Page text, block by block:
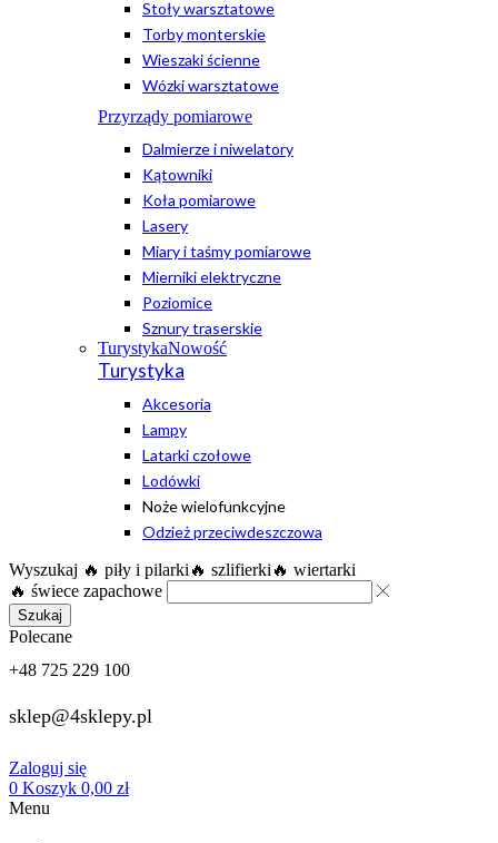
Stoły warsztatowe
Torby monterskie
Wieszaki ścienne
Wózki warsztatowe
Przyrządy pomiarowe
Dalmierze i niwelatory
Kątowniki
Koła pomiarowe
Lasery
Miary i taśmy pomiarowe
Mierniki elektryczne
Poziomice
Sznury traserskie
TurystykaNowość
Turystyka
Akcesoria
Lampy
Latarki czołowe
Lodówki
Noże wielofunkcyjne
Odzież przeciwdeszczowa
Wyszukaj 🔥 piły i pilarki 🔥 szlifierki 🔥 wiertarki
🔥 świece zapachowe
Szukaj
Polecane
+48 725 229 100
sklep@4sklepy.pl
Zaloguj się
0 Koszyk 0,00 zł
Menu